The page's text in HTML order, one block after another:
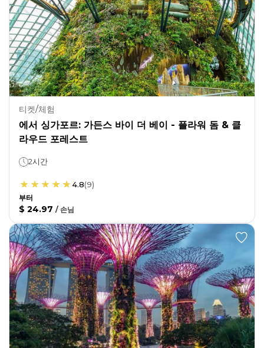
티켓/체험
에서 싱가포르: 가든스 바이 더 베이 - 플라워 돔 & 클
라우드 포레스트
2시간
4.8(9)
부터
$ 24.97 / 손님